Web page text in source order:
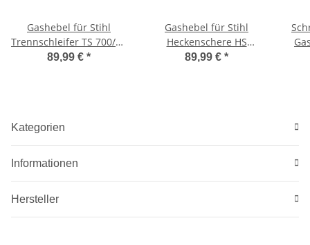
Gashebel für Stihl
Trennschleifer TS 700/TS
800
89,99 € *
Gashebel für Stihl
Heckenschere HS
72/75/80
89,99 € *
Kategorien
Informationen
Hersteller